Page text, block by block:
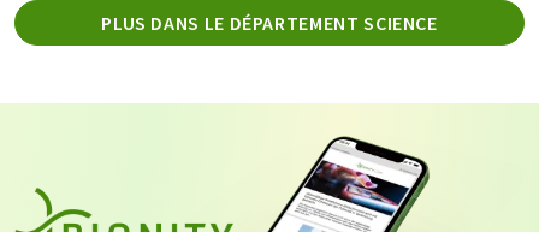
PLUS DANS LE DÉPARTEMENT SCIENCE